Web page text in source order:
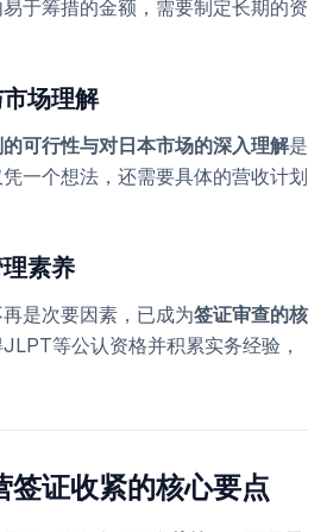
于筹措的金额，需要制定长期的资
场理解
可行性与对日本市场的深入理解是
一个想法，还需要具体的营收计划
素养
是次要因素，已成为签证审查的核
等公认资格并积累实务经验，
签证收紧的核心要点